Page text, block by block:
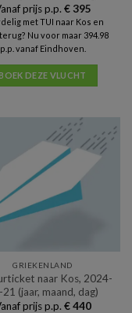
prijs p.p. €395
met TUI naar Kos en
Nu voor maar 394.98
p.p. vanaf Eindhoven.
DEZE VLUCHT
GRIEKENLAND
naar Kos, 2024-
(jaar, maand, dag)
prijs p.p. €440